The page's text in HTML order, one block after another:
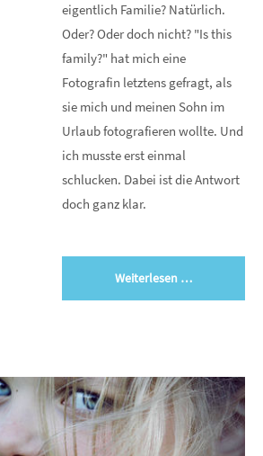
eigentlich Familie? Natürlich.
Oder? Oder doch nicht? "Is this
family?" hat mich eine
Fotografin letztens gefragt, als
sie mich und meinen Sohn im
Urlaub fotografieren wollte. Und
ich musste erst einmal
schlucken. Dabei ist die Antwort
doch ganz klar.
Weiterlesen …